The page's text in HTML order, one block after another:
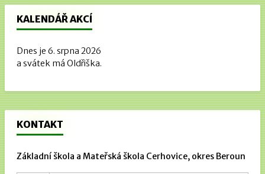
KALENDÁŘ AKCÍ
Dnes je 6. srpna 2026
a svátek má Oldřiška.
KONTAKT
Základní škola a Mateřská škola Cerhovice, okres Beroun